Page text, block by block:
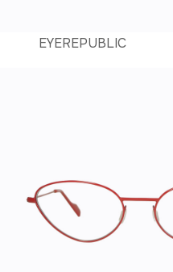
EYEREPUBLIC